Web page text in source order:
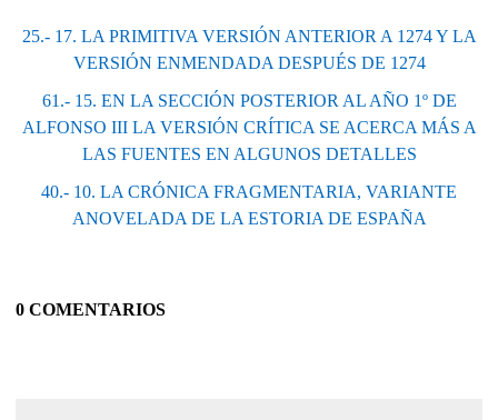
25.- 17. LA PRIMITIVA VERSIÓN ANTERIOR A 1274 Y LA
VERSIÓN ENMENDADA DESPUÉS DE 1274
61.- 15. EN LA SECCIÓN POSTERIOR AL AÑO 1º DE
ALFONSO III LA VERSIÓN CRÍTICA SE ACERCA MÁS A
LAS FUENTES EN ALGUNOS DETALLES
40.- 10. LA CRÓNICA FRAGMENTARIA, VARIANTE
ANOVELADA DE LA ESTORIA DE ESPAÑA
0 COMENTARIOS